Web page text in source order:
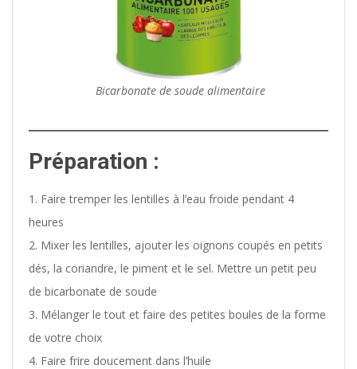
Bicarbonate de soude alimentaire
Préparation :
1. Faire tremper les lentilles à l’eau froide pendant 4
heures
2. Mixer les lentilles, ajouter les oignons coupés en petits
dés, la coriandre, le piment et le sel. Mettre un petit peu
de bicarbonate de soude
3. Mélanger le tout et faire des petites boules de la forme
de votre choix
4. Faire frire doucement dans l’huile